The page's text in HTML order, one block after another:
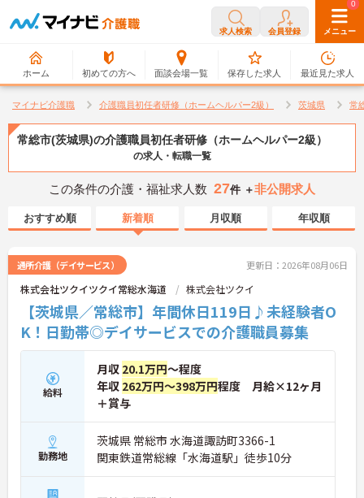
求人検索 会員登録 メニュー
ホーム 初めての方へ 面談会場一覧
0
保存した求人
0
最近見た求人
マイナビ介護職 介護職員初任者研修（ホームヘルパー2級） 茨城県 常
常総市(茨城県)の介護職員初任者研修（ホームヘルパー2級）
の求人・転職一覧
この条件の介護・福祉求人数 27件 ＋非公開求人
おすすめ順 新着順 月収順 年収順
通所介護（デイサービス） 更新日：2026年08月06日
株式会社ツクイツクイ常総水海道 株式会社ツクイ
【茨城県／常総市】年間休日119日♪未経験者O
K！日勤帯◎デイサービスでの介護職員募集
給料
月収 20.1万円～程度
年収 262万円～398万円程度 月給×12ヶ月
＋賞与
勤務地
茨城県 常総市 水海道諏訪町3366-1
関東鉄道常総線「水海道駅」徒歩10分